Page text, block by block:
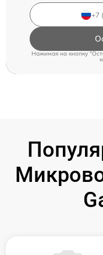
Нажимая на кнопку